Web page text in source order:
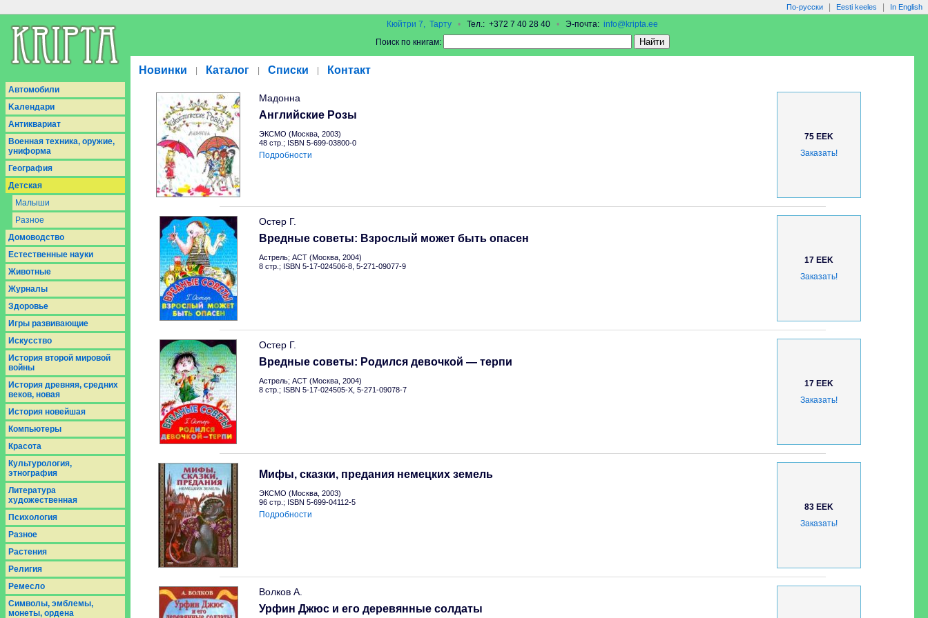
По-русски Eesti keeles In English
Кюйтри 7, Тарту • Тел.: +372 7 40 28 40 • Э-почта: info@kripta.ee
Поиск по книгам:
Новинки Каталог Списки Контакт
Aвтомобили
Kалендари
Антиквариат
Военная техника, оружие,
униформа
География
Детская
Малыши
Разное
Домоводство
Естественные науки
Животные
Журналы
Здоровье
Игры развивающие
Искусство
История второй мировой
войны
История древняя, средних
веков, новая
История новейшая
Компьютеры
Красота
Культурология,
этнография
Литература
художественная
Психология
Разное
Растения
Религия
Ремесло
Символы, эмблемы,
монеты, ордена
Мадонна
Английские Розы
ЭКСМО (Москва, 2003)
48 стр.; ISBN 5-699-03800-0
Подробности
75 EEK
Заказать!
Остер Г.
Вредные советы: Взрослый может быть опасен
Астрель; АСТ (Москва, 2004)
8 стр.; ISBN 5-17-024506-8, 5-271-09077-9
17 EEK
Заказать!
Остер Г.
Вредные советы: Родился девочкой — терпи
Астрель; АСТ (Москва, 2004)
8 стр.; ISBN 5-17-024505-X, 5-271-09078-7
17 EEK
Заказать!
Мифы, сказки, предания немецких земель
ЭКСМО (Москва, 2003)
96 стр.; ISBN 5-699-04112-5
Подробности
83 EEK
Заказать!
Волков А.
Урфин Джюс и его деревянные солдаты